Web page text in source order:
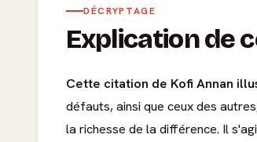
DÉCRYPTAGE
Explication de
Cette citation de Kofi Annan
défauts, ainsi que ceux des
la richesse de la différence. Il